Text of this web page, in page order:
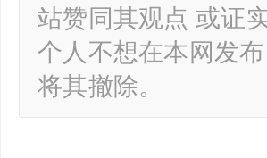
站赞同其观点 或证
个人不想在本网发
将其撤除。